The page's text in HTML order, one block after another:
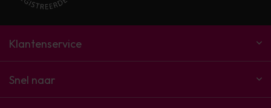
Klantenservice
Snel naar